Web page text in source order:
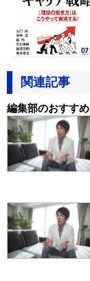
関連記事
編集部のおすすめ